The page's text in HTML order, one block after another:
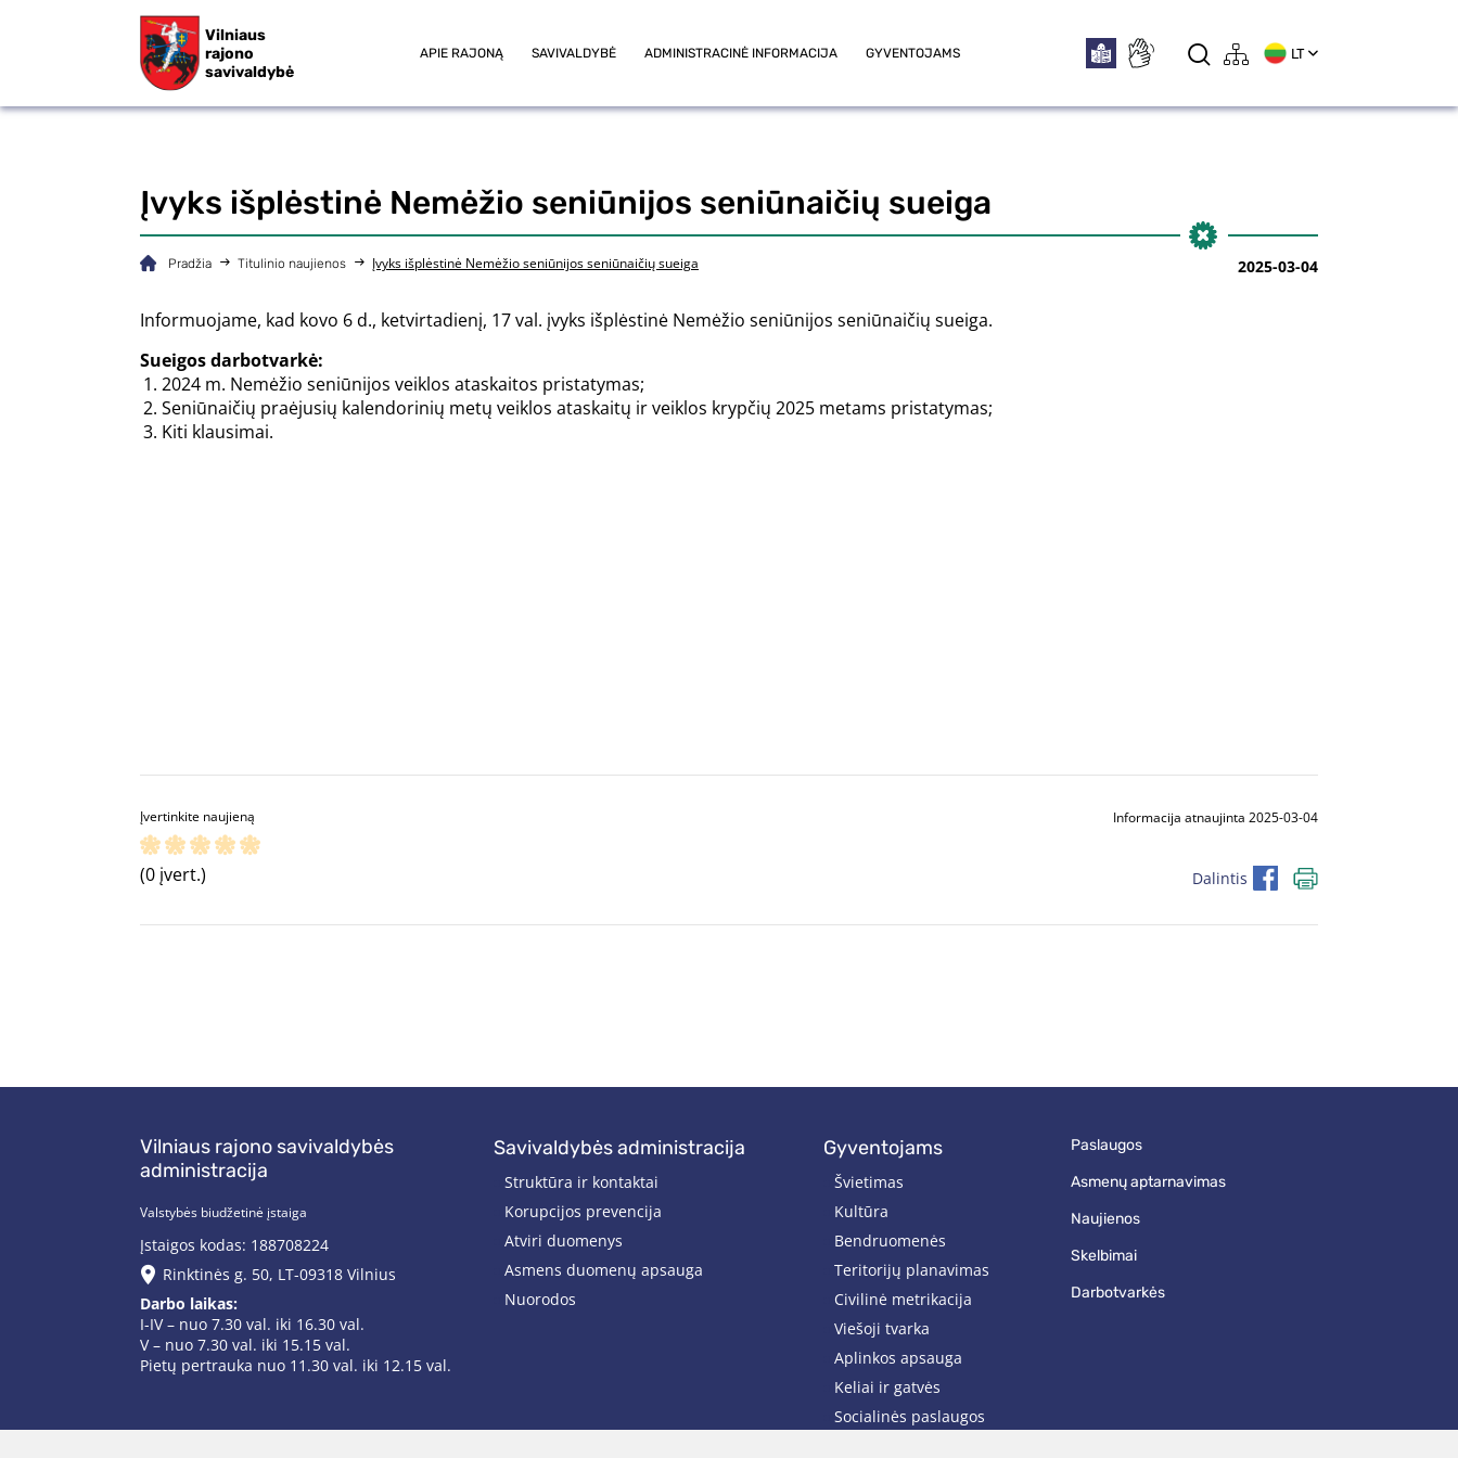
Vilniaus
rajono
savivaldybė
APIE RAJONĄ SAVIVALDYBĖ ADMINISTRACINĖ INFORMACIJA GYVENTOJAMS LT
Įvyks išplėstinė Nemėžio seniūnijos seniūnaičių sueiga
Pradžia Titulinio naujienos Įvyks išplėstinė Nemėžio seniūnijos seniūnaičių sueiga 2025-03-04
Informuojame, kad kovo 6 d., ketvirtadienį, 17 val. įvyks išplėstinė Nemėžio seniūnijos seniūnaičių sueiga.
Sueigos darbotvarkė:
2024 m. Nemėžio seniūnijos veiklos ataskaitos pristatymas;
Seniūnaičių praėjusių kalendorinių metų veiklos ataskaitų ir veiklos krypčių 2025 metams pristatymas;
Kiti klausimai.
Įvertinkite naujieną
(0 įvert.)
Informacija atnaujinta 2025-03-04
Dalintis
Vilniaus rajono savivaldybės
administracija
Valstybės biudžetinė įstaiga
Įstaigos kodas: 188708224
Rinktinės g. 50, LT-09318 Vilnius
Darbo laikas:
I-IV – nuo 7.30 val. iki 16.30 val.
V – nuo 7.30 val. iki 15.15 val.
Pietų pertrauka nuo 11.30 val. iki 12.15 val.
savivaldybės administracija
Struktūra ir kontaktai
Korupcijos prevencija
Atviri duomenys
Asmens duomenų apsauga
Nuorodos
gyventojams
Švietimas
Kultūra
Bendruomenės
Teritorijų planavimas
Civilinė metrikacija
Viešoji tvarka
Aplinkos apsauga
Keliai ir gatvės
Socialinės paslaugos
paslaugos
asmenų aptarnavimas
naujienos
skelbimai
darbotvarkės